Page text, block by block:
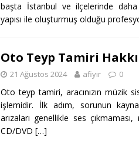
başta İstanbul ve ilçelerinde
yapısı ile oluşturmuş olduğu
Oto Teyp Tamiri
21 Ağustos 2024 afiyir 0
Oto teyp tamiri, aracınızın müzik
işlemidir. İlk adım, sorunun
arızaları genellikle ses
CD/DVD […]